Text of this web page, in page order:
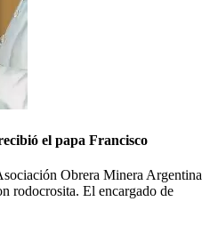
el papa Francisco
Obrera Minera Argentina
rodocrosita. El encargado de